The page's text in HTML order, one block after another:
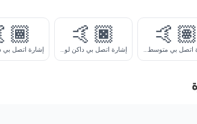
🤙🏽
إشارة اتصل بي متوسط لون البشرة
🤙🏿
إشارة اتصل بي داكن لون البشرة